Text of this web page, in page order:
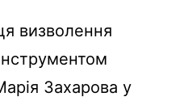
визволення
Захарова у